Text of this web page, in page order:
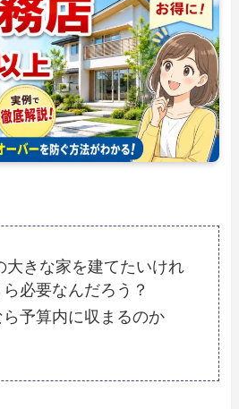
大きな家を建てたいけれ
必要なんだろう？
予算内に収まるのか